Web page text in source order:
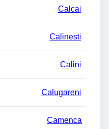
Calcai
Calinesti
Calini
Calugareni
Camenca